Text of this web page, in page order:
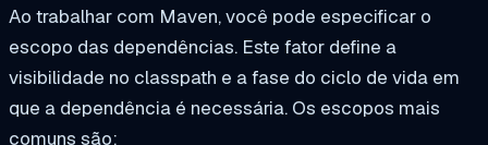
Ao trabalhar com Maven, você pode especificar o
escopo das dependências. Este fator define a
visibilidade no classpath e a fase do ciclo de vida em
que a dependência é necessária. Os escopos mais
comuns são: